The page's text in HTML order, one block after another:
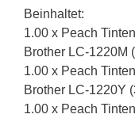
Beinhaltet:
1.00 x Peach
Brother LC-1220M
1.00 x Peach
Brother LC-1220Y
1.00 x Peach